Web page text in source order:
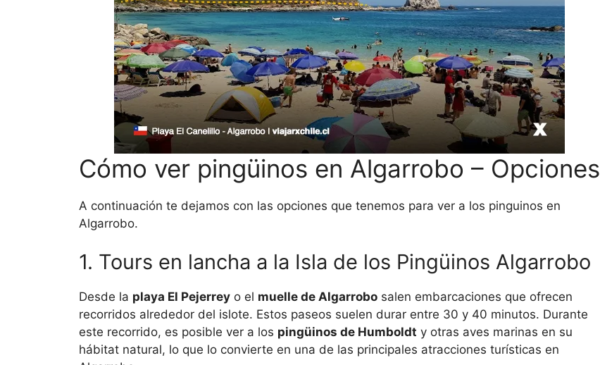
Cómo ver pingüinos en Algarrobo – Opciones
A continuación te dejamos con las opciones que tenemos para ver a los pinguinos en
Algarrobo.
1. Tours en lancha a la Isla de los Pingüinos Algarrobo
Desde la playa El Pejerrey o el muelle de Algarrobo salen embarcaciones que ofrecen
recorridos alrededor del islote. Estos paseos suelen durar entre 30 y 40 minutos. Durante
este recorrido, es posible ver a los pingüinos de Humboldt y otras aves marinas en su
hábitat natural, lo que lo convierte en una de las principales atracciones turísticas en